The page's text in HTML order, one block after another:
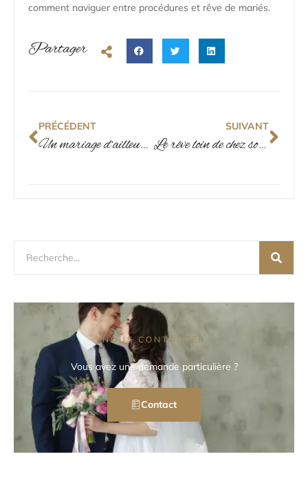
comment naviguer entre procédures et rêve de mariés.
Partager
PRÉCÉDENT
Un mariage d’ailleurs : secrets pour organiser votre union à l’étranger
SUIVANT
Le rêve loin de chez soi : réussir l’organisation de son mariage à l’étranger
NOUS CONTACTER
Vous avez une demande particulière ?
Contact